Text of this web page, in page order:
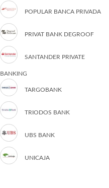
POPULAR BANCA PRIVADA
PRIVAT BANK DEGROOF
SANTANDER PRIVATE
BANKING
TARGOBANK
TRIODOS BANK
UBS BANK
UNICAJA